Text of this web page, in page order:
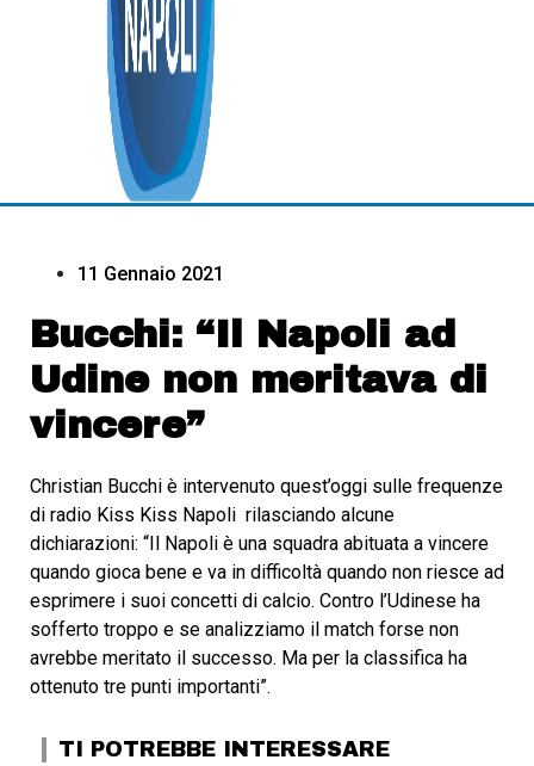
11 Gennaio 2021
Bucchi: “Il Napoli ad
Udine non meritava di
vincere”
Christian Bucchi è intervenuto quest’oggi sulle frequenze
di radio Kiss Kiss Napoli rilasciando alcune
dichiarazioni: “Il Napoli è una squadra abituata a vincere
quando gioca bene e va in difficoltà quando non riesce ad
esprimere i suoi concetti di calcio. Contro l’Udinese ha
sofferto troppo e se analizziamo il match forse non
avrebbe meritato il successo. Ma per la classifica ha
ottenuto tre punti importanti”.
TI POTREBBE INTERESSARE